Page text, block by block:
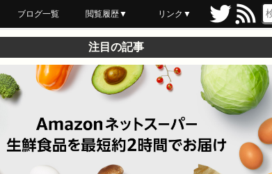
ブログ一覧 閲覧履歴▼
最近読んだ
あとで読む
ブックマーク
リンク▼
注目の記事